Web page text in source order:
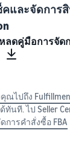
คและจัดการ
ลดคู่มือการจัด
ไปถึง
นที. ไป Seller
การคำสั่งซื้อ FBA